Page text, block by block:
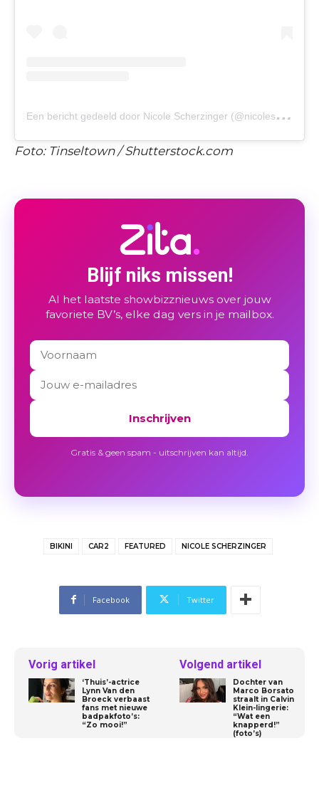
E
en bericht gedeeld door Nicole Scherzinger (@nicolescherzinger)
Foto: Tinseltown / Shutterstock.com
Blijf niks missen!
Al het laatste showbizznieuws over jouw
favoriete BV’s, elke dag vers in je mailbox.
Inschrijven
Gratis & geen spam - uitschrijven kan altijd.
BIKINI CAR2 FEATURED NICOLE SCHERZINGER
Facebook Twitter
Vorig artikel
‘Thuis’-actrice
Lynn Van den
Broeck verbaast
fans met nieuwe
badpakfoto’s:
“Zo mooi!”
Volgend artikel
Dochter van
Marco Borsato
straalt in Calvin
Klein-lingerie:
“Wat een
knapperd!”
(foto’s)